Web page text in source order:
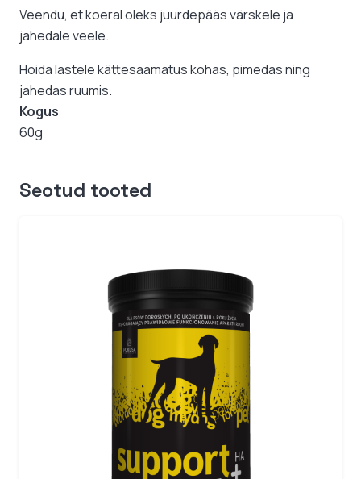
Veendu, et koeral oleks juurdepääs värskele ja
jahedale veele.
Hoida lastele kättesaamatus kohas, pimedas ning
jahedas ruumis.
Kogus
60g
Seotud tooted